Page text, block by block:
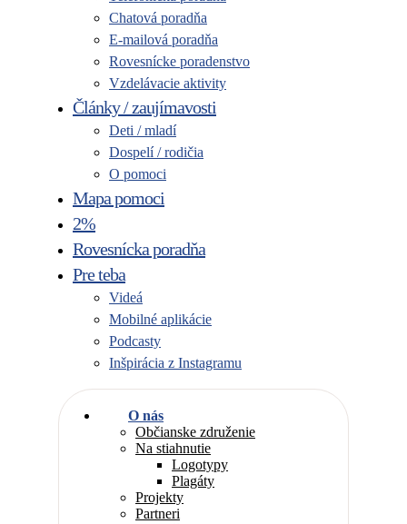
Chatová poradňa
E-mailová poradňa
Rovesnícke poradenstvo
Vzdelávacie aktivity
Články / zaujímavosti
Deti / mladí
Dospelí / rodičia
O pomoci
Mapa pomoci
2%
Rovesnícka poradňa
Pre teba
Videá
Mobilné aplikácie
Podcasty
Inšpirácia z Instagramu
O nás
Občianske združenie
Na stiahnutie
Logotypy
Plagáty
Projekty
Partneri